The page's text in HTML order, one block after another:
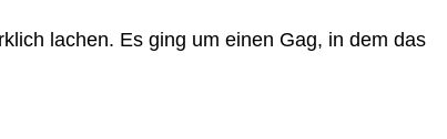
lachen. Es ging um einen Gag, in dem das